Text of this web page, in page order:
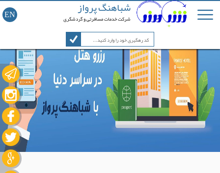
EN شباهنگ پرواز
شرکت خدمات مسافرتی و گردشگری